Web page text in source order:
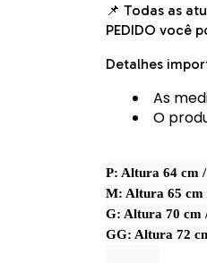
📌 Todas as
PEDIDO você
Detalhes
As
O
P: Altura 64 cm
M: Altura 65 cm
G: Altura 70 cm
GG: